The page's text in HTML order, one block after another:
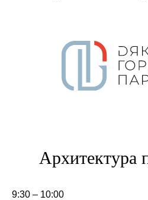
Архитектура
9:30 – 10:00